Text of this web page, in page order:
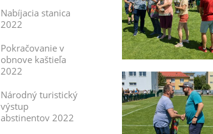
Nabíjacia stanica
2022
Pokračovanie v
obnove kaštieľa
2022
Národný turistický
výstup
abstinentov 2022